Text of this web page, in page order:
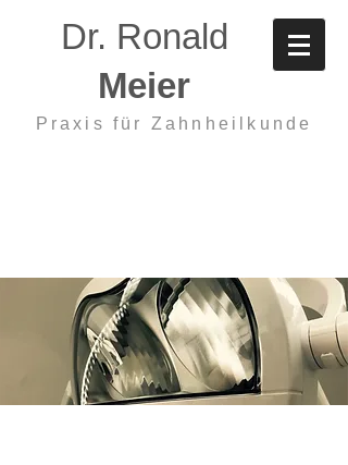
Dr. Ronald
Meier
Praxis für Zahnheilkunde